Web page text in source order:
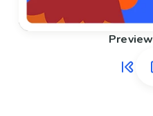
Preview